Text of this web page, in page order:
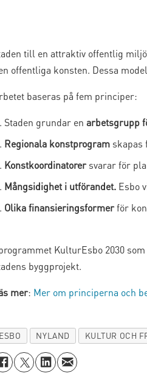
till en attraktiv offentlig
offentliga konsten. Dessa
baseras på fem principer:
Staden grundar en arbetsgrupp
Regionala konstprogramskapas
Konstkoordinatorersvarar för
Mångsidighet i utförandet.Esbo
Olika finansieringsformerför
KulturEsbo 2030
byggprojekt.
mer: Mer om principerna och
ESBO NYLAND KULTUR OCH